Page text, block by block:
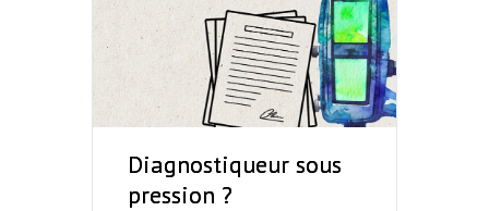
Diagnostiqueur sous
pression ?